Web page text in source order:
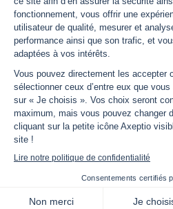
Infos utiles
Nous contacter
Trouver une agence
Estimation bien immobilier
Actualités